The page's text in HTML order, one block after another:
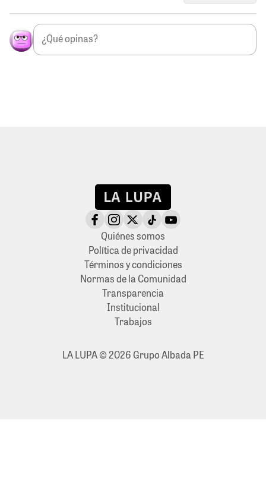
Quiénes somos
Política de privacidad
Términos y condiciones
Normas de la Comunidad
Transparencia
Institucional
Trabajos
LA LUPA © 2026 Grupo Albada PE